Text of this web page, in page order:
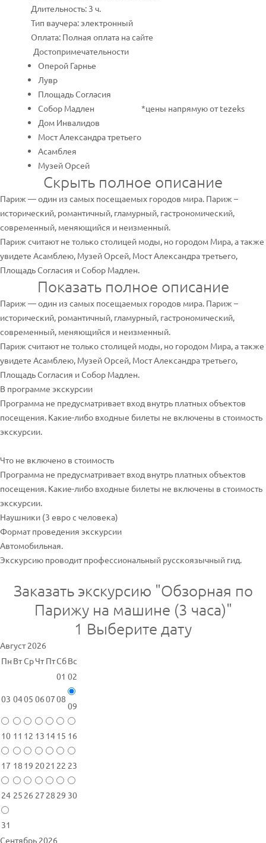
Длительность: 3 ч.
Тип ваучера: электронный
Оплата: Полная оплата на сайте
Достопримечательности
Оперой Гарнье
Лувр
Площадь Согласия
Собор Мадлен
Дом Инвалидов
Мост Александра третьего
Асамблея
Музей Орсей
*цены напрямую от tezeks
Скрыть полное описание
Париж — один из самых посещаемых городов мира. Париж –
исторический, романтичный, гламурный, гастрономический,
современный, меняющийся и неизменный.
Париж считают не только столицей моды, но городом Мира, а также
увидете Асамблею, Музей Орсей, Мост Александра третьего,
Площадь Согласия и Собор Мадлен.
Показать полное описание
Париж — один из самых посещаемых городов мира. Париж –
исторический, романтичный, гламурный, гастрономический,
современный, меняющийся и неизменный.
Париж считают не только столицей моды, но городом Мира, а также
увидете Асамблею, Музей Орсей, Мост Александра третьего,
Площадь Согласия и Собор Мадлен.
В программе экскурсии
Программа не предусматривает вход внутрь платных объектов
посещения. Какие-либо входные билеты не включены в стоимость
экскурсии.
Что не включено в стоимость
Программа не предусматривает вход внутрь платных объектов
посещения. Какие-либо входные билеты не включены в стоимость
экскурсии.
Наушники (3 евро с человека)
Формат проведения экскурсии
Автомобильная.
Экскурсию проводит профессиональный русскоязычный гид.
Заказать экскурсию "Обзорная по
Парижу на машине (3 часа)"
1 Выберите дату
Август 2026
Пн ВтСрЧт ПтСбВс
01 02
03 0405 060708
09
10 11 12 13 1415 16
17 18 19 2021 22 23
24 25 26 27 28 29 30
31
Сентябрь 2026